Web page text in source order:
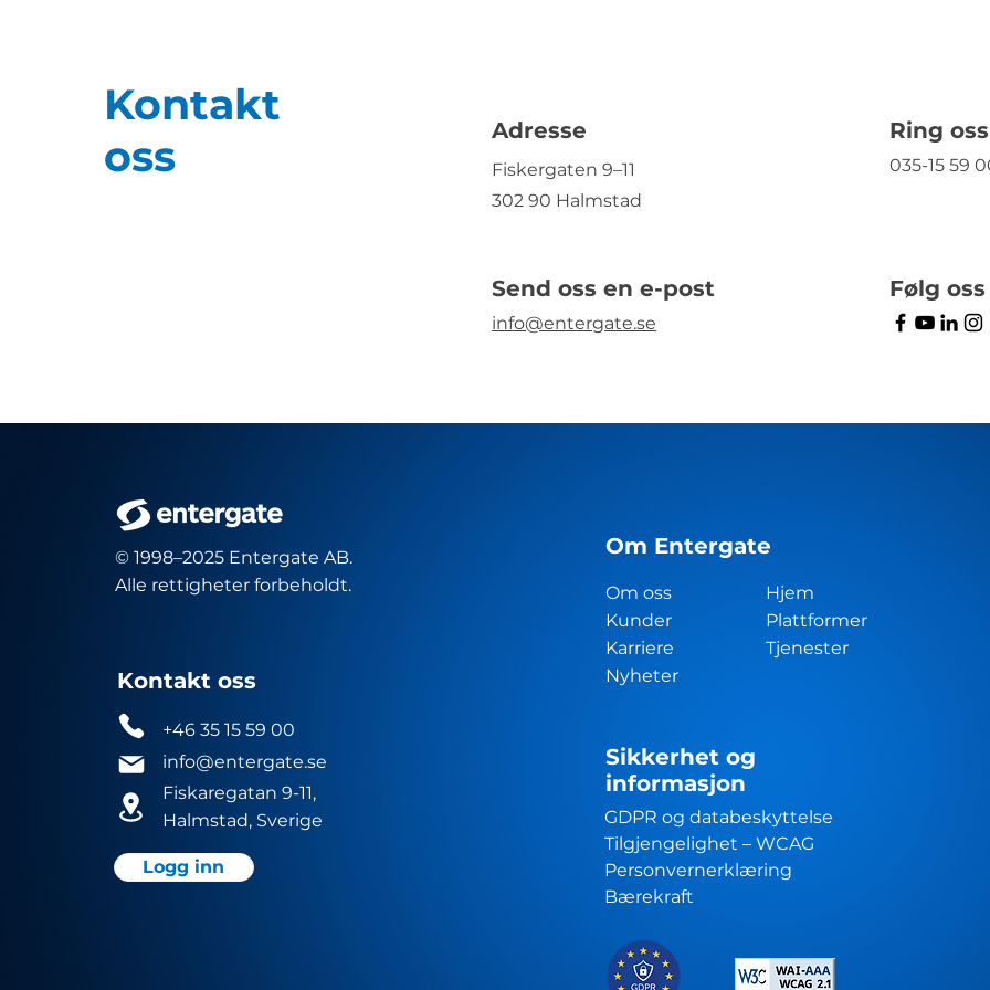
Kontakt
oss
Adresse
Fiskergaten 9–11
302 90 Halmstad
Send oss en e-post
info@entergate.se
Ring oss
035-15 59
Følg oss
© 1998–2025 Entergate AB.
Alle rettigheter forbeholdt.
Kontakt oss
+46 35 15 59 00
info@entergate.se
Fiskaregatan 9-11,
Halmstad, Sverige
Logg inn
Om Entergate
Om oss
Kunder
Karriere
Nyheter
Hjem
Plattformer
Tjenester
Sikkerhet og
informasjon
GDPR og databeskyttelse
Tilgjengelighet – WCAG
Personvernerklæring
Bærekraft